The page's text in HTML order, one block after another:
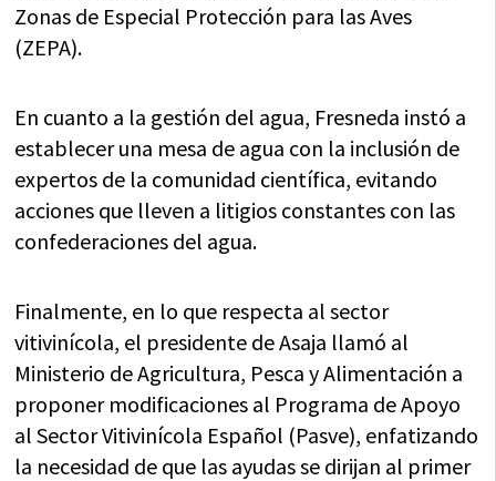
Zonas de Especial Protección para las Aves
(ZEPA).
En cuanto a la gestión del agua, Fresneda instó a
establecer una mesa de agua con la inclusión de
expertos de la comunidad científica, evitando
acciones que lleven a litigios constantes con las
confederaciones del agua.
Finalmente, en lo que respecta al sector
vitivinícola, el presidente de Asaja llamó al
Ministerio de Agricultura, Pesca y Alimentación a
proponer modificaciones al Programa de Apoyo
al Sector Vitivinícola Español (Pasve), enfatizando
la necesidad de que las ayudas se dirijan al primer